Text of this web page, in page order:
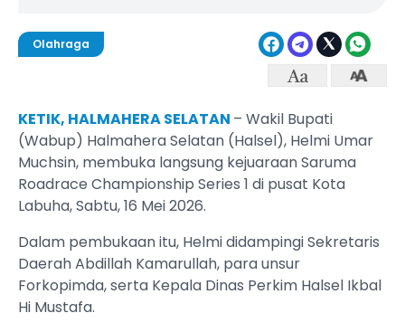
Olahraga
KETIK, HALMAHERA SELATAN – Wakil Bupati
(Wabup) Halmahera Selatan (Halsel), Helmi Umar
Muchsin, membuka langsung kejuaraan Saruma
Roadrace Championship Series 1 di pusat Kota
Labuha, Sabtu, 16 Mei 2026.
Dalam pembukaan itu, Helmi didampingi Sekretaris
Daerah Abdillah Kamarullah, para unsur
Forkopimda, serta Kepala Dinas Perkim Halsel Ikbal
Hi Mustafa.